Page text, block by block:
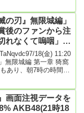
ぎ、そっと置くシー
しい」「白衣脱いじ
の刃』無限城編」
後のファンから注
れなくて嗚咽」
ょびしょになるほ
18(金) 11:20
無限城編 第一章 猗窩
あり、朝7時の時間帯
があがっていまし
実際に、朝一で観に
画面注視データを
AKB48(21時18